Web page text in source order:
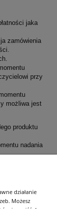
jaka
zamówienia
przy
możliwa jest
produktu
nadania
działanie
Możesz